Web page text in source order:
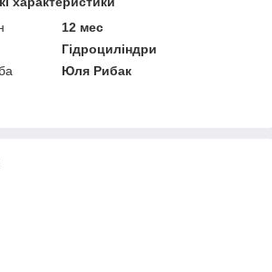
12 мес
Гідроциліндри
Юля Рибак